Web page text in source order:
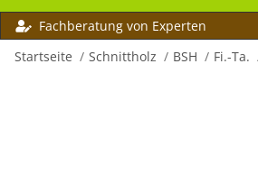
Fachberatung von Experten
Startseite
Schnittholz BSH Fi.-Ta.